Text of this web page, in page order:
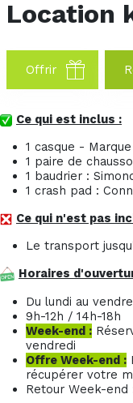
Location
Offrir
Ce qui est inclus :
1 casque -
1 paire de
1 baudrier :
1 crash pad :
Ce qui n'est pas
Le transport
Horaires
Du lundi au
9h-12h / 14h-18h
Week-end :
vendredi
Offre Week-end :
récupérer votre
Retour Week-end